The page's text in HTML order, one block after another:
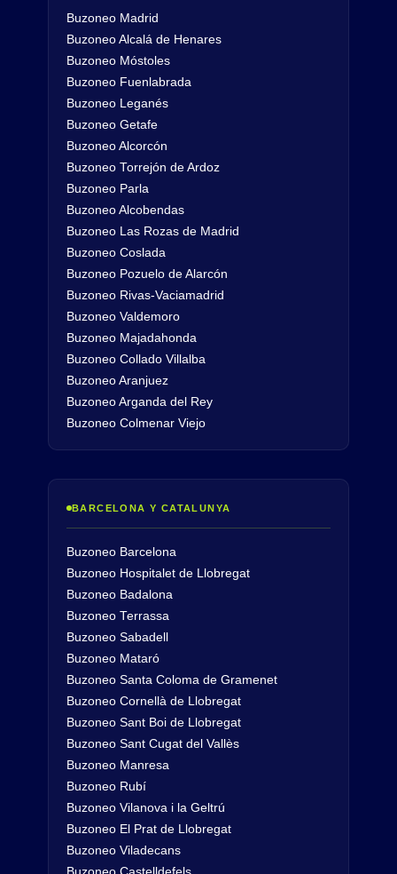
Buzoneo Madrid
Buzoneo Alcalá de Henares
Buzoneo Móstoles
Buzoneo Fuenlabrada
Buzoneo Leganés
Buzoneo Getafe
Buzoneo Alcorcón
Buzoneo Torrejón de Ardoz
Buzoneo Parla
Buzoneo Alcobendas
Buzoneo Las Rozas de Madrid
Buzoneo Coslada
Buzoneo Pozuelo de Alarcón
Buzoneo Rivas-Vaciamadrid
Buzoneo Valdemoro
Buzoneo Majadahonda
Buzoneo Collado Villalba
Buzoneo Aranjuez
Buzoneo Arganda del Rey
Buzoneo Colmenar Viejo
BARCELONA Y CATALUNYA
Buzoneo Barcelona
Buzoneo Hospitalet de Llobregat
Buzoneo Badalona
Buzoneo Terrassa
Buzoneo Sabadell
Buzoneo Mataró
Buzoneo Santa Coloma de Gramenet
Buzoneo Cornellà de Llobregat
Buzoneo Sant Boi de Llobregat
Buzoneo Sant Cugat del Vallès
Buzoneo Manresa
Buzoneo Rubí
Buzoneo Vilanova i la Geltrú
Buzoneo El Prat de Llobregat
Buzoneo Viladecans